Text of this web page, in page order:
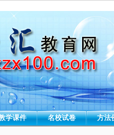
学课件 名校试卷 方法